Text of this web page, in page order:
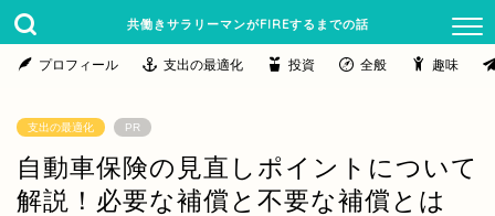
共働きサラリーマンがFIREするまでの話
プロフィール 支出の最適化 投資 全般 趣味
支出の最適化 PR
自動車保険の見直しポイントについて
解説！必要な補償と不要な補償とは